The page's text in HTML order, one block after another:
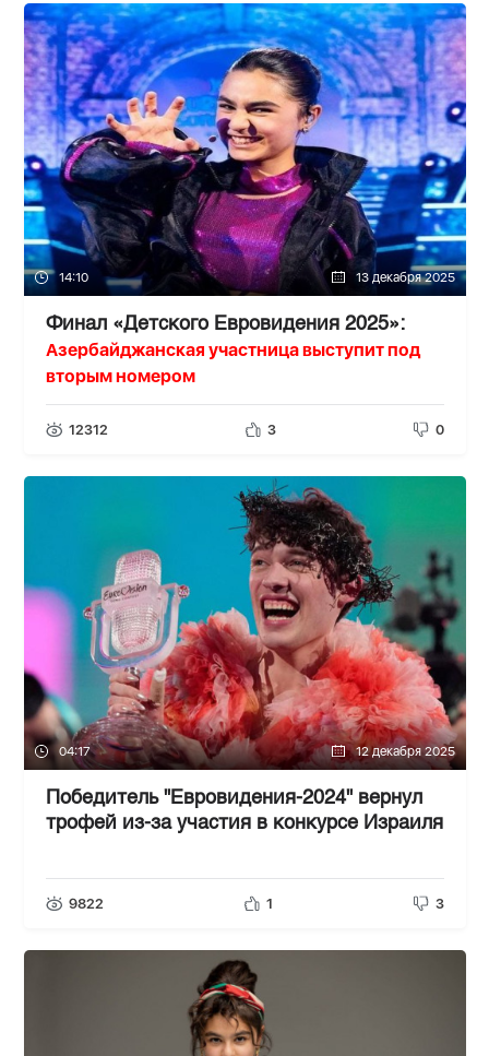
14:10 13 декабря 2025
Финал «Детского Евровидения 2025»:
Азербайджанская участница выступит под
вторым номером
12312 3 0
04:17 12 декабря 2025
Победитель "Евровидения-2024" вернул
трофей из-за участия в конкурсе Израиля
9822 1 3